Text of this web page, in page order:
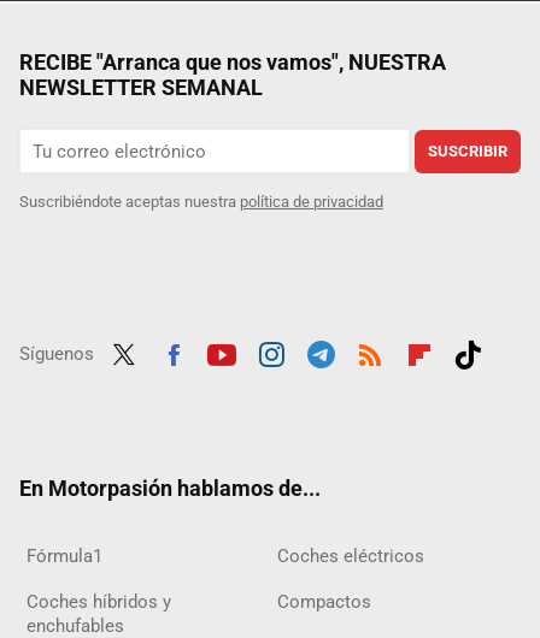
RECIBE "Arranca que nos vamos", NUESTRA
NEWSLETTER SEMANAL
SUSCRIBIR
Suscribiéndote aceptas nuestra política de privacidad
Síguenos
En Motorpasión hablamos de...
Fórmula1 Coches eléctricos
Coches híbridos y
enchufables
Compactos